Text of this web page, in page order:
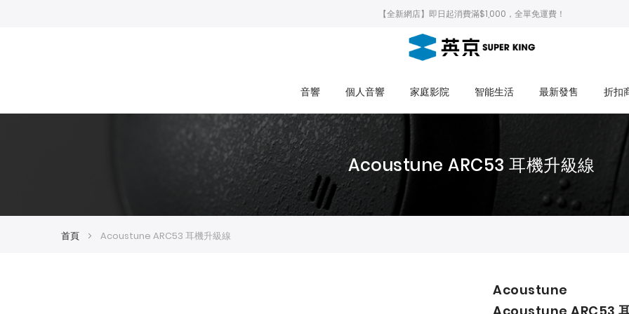
【全新網店】即日起消費滿$1,000，全單免運費！
音響 個人音響 家庭影院 智能生活 最新發售 折扣
Acoustune ARC53 耳機升級線
首頁 Acoustune ARC53 耳機升級線
Acoustune